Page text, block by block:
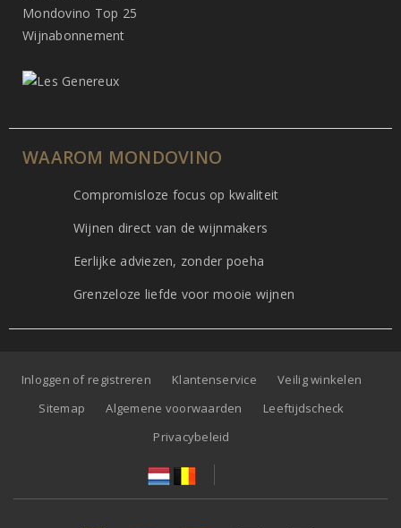
Mondovino Top 25
Wijnabonnement
WAAROM MONDOVINO
Compromisloze focus op kwaliteit
Wijnen direct van de wijnmakers
Eerlijke adviezen, zonder poeha
Grenzeloze liefde voor mooie wijnen
Inloggen of registreren Klantenservice
Veilig winkelen
Sitemap
Algemene voorwaarden
Leeftijdscheck
Privacybeleid